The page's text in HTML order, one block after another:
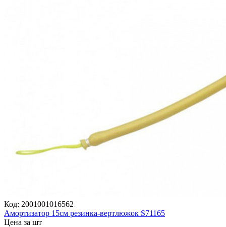
Код: 2001001016562
Амортизатор 15см резинка-вертлюжок S71165
Цена за шт